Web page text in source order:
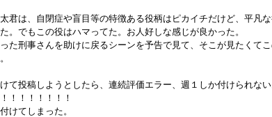
君は、自閉症や盲目等の特徴ある役柄はピカイチだけど、平凡
。でもこの役はハマってた。お人好しな感じが良かった。
た刑事さんを助けに戻るシーンを予告で見て、そこが見たくて
て投稿しようとしたら、連続評価エラー、週１しか付けられな
！！！！！！！
けてしまった。